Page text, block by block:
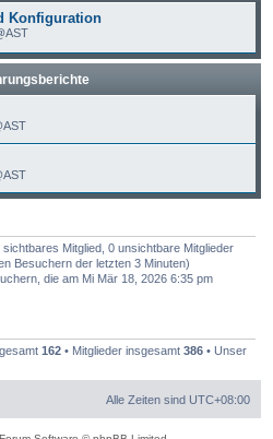
Konfiguration
Mitglied, 0 unsichtbare Mitglieder
Besuchern der letzten 3 Minuten)
die am Mi Mär 18, 2026 6:35 pm
162• Mitglieder insgesamt 386• Unser
Alle Zeiten sind UTC+08:00